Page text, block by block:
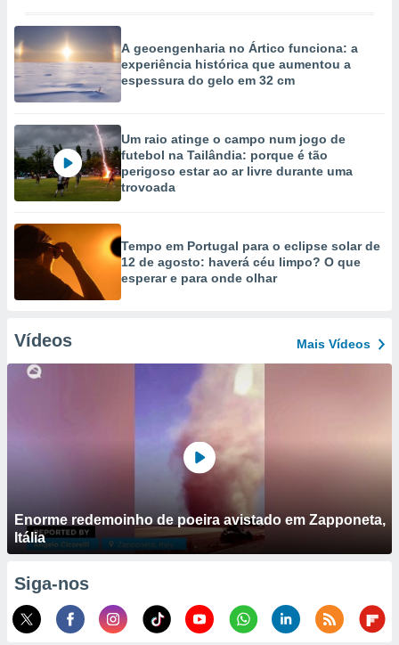
A geoengenharia no Ártico funciona: a
experiência histórica que aumentou a
espessura do gelo em 32 cm
Um raio atinge o campo num jogo de
futebol na Tailândia: porque é tão
perigoso estar ao ar livre durante uma
trovoada
Tempo em Portugal para o eclipse solar de
12 de agosto: haverá céu limpo? O que
esperar e para onde olhar
Vídeos Mais Vídeos
Enorme redemoinho de poeira avistado em Zapponeta,
Itália
Siga-nos